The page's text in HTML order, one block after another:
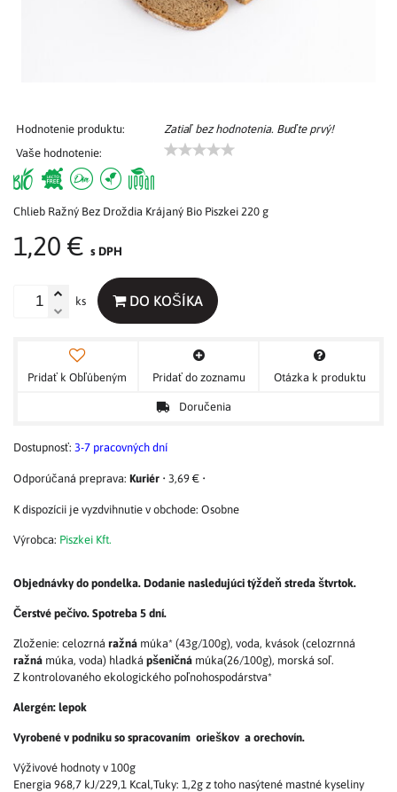
Hodnotenie produktu:
Zatiaľ bez hodnotenia. Buďte prvý!
Vaše hodnotenie:
Chlieb Ražný Bez Droždia Krájaný Bio Piszkei 220 g
1,20 € s DPH
ks DO KOŠÍKA
Pridať k Obľúbeným Pridať do zoznamu Otázka k produktu
Doručenia
Dostupnosť: 3-7 pracovných dní
Kuriér • 3,69 € •
Osobne
Výrobca: Piszkei Kft.
Objednávky do pondelka. Dodanie nasledujúci týždeň streda štvrtok.
Čerstvé pečivo. Spotreba 5 dní.
Zloženie: celozrná ražná múka* (43g/100g), voda, kvások (celozrnná
ražná múka, voda) hladká pšeničná múka(26/100g), morská soľ.
Z kontrolovaného ekologického poľnohospodárstva*
Alergén: lepok
Vyrobené v podniku so spracovaním orieškov a orechovín.
Výživové hodnoty v 100g
Energia 968,7 kJ/229,1 Kcal,Tuky: 1,2g z toho nasýtené mastné kyseliny